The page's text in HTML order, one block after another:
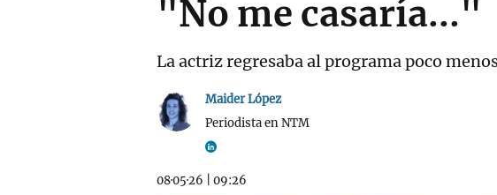
"No me casaría..."
La actriz regresaba al programa poco
Maider López
Periodista en NTM
08·05·26 09:26